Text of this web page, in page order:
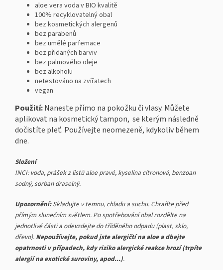
aloe vera voda v BIO kvalitě
100% recyklovatelný obal
bez kosmetických alergenů
bez parabenů
bez umělé parfemace
bez přidaných barviv
bez palmového oleje
bez alkoholu
netestováno na zvířatech
vegan
Použití:Naneste přímo na pokožku či vlasy. Můžete
aplikovat na kosmetický tampon, se kterým následně
dočistíte pleť. Používejte neomezeně, kdykoliv během
dne.
Složení
INCI: voda, prášek z listů aloe pravé, kyselina citronová, benzoan
sodný, sorban draselný.
Upozornění:Skladujte v temnu, chladu a suchu. Chraňte před
přímým slunečním světlem. Po spotřebování obal rozdělte na
jednotlivé části a odevzdejte do tříděného odpadu (plast, sklo,
dřevo). Nepoužívejte, pokud jste alergičtí na aloe a dbejte
opatrnosti v případech, kdy riziko alergické reakce hrozí (trpíte
alergií na exotické suroviny, apod...).